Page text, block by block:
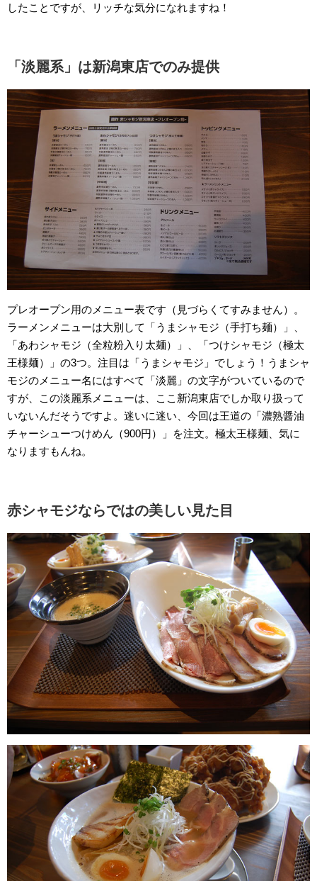
したことですが、リッチな気分になれますね！
「淡麗系」は新潟東店でのみ提供
プレオープン用のメニュー表です（見づらくてすみません）。
ラーメンメニューは大別して「うまシャモジ（手打ち麺）」、
「あわシャモジ（全粒粉入り太麺）」、「つけシャモジ（極太
王様麺）」の3つ。注目は「うまシャモジ」でしょう！うまシャ
モジのメニュー名にはすべて「淡麗」の文字がついているので
すが、この淡麗系メニューは、ここ新潟東店でしか取り扱って
いないんだそうですよ。迷いに迷い、今回は王道の「濃熟醤油
チャーシューつけめん（900円）」を注文。極太王様麺、気に
なりますもんね。
赤シャモジならではの美しい見た目